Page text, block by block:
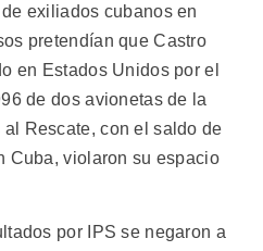
exiliados cubanos en
pretendían que Castro
en Estados Unidos por el
de dos avionetas de la
Rescate, con el saldo de
Cuba, violaron su espacio
por IPS se negaron a